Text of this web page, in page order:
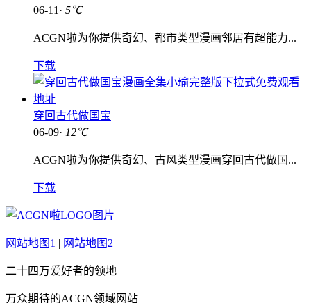
06-11· 5℃
ACGN啦为你提供奇幻、都市类型漫画邻居有超能力...
下载
穿回古代做国宝
06-09· 12℃
ACGN啦为你提供奇幻、古风类型漫画穿回古代做国...
下载
网站地图1 | 网站地图2
二十四万爱好者的领地
万众期待的ACGN领域网站